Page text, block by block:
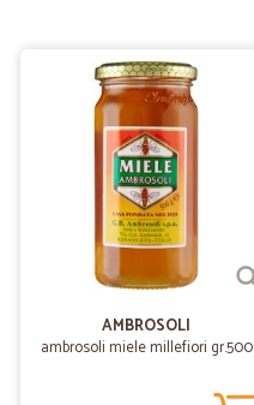
AMBROSOLI
ambrosoli miele millefiori gr.500